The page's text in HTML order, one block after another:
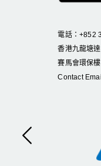
Previous
電話：+852
香港九龍塘
賽馬會環保樓
Contact